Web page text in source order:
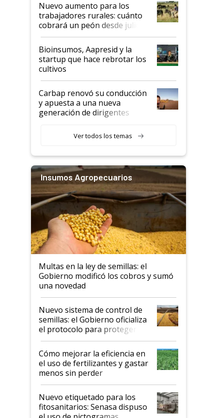
Nuevo aumento para los
trabajadores rurales: cuánto
cobrará un peón desde julio
Bioinsumos, Aapresid y la
startup que hace rebrotar los
cultivos
Carbap renovó su conducción
y apuesta a una nueva
generación de dirigentes
Ver todos los temas
Insumos Agropecuarios
Multas en la ley de semillas: el
Gobierno modificó los cobros y sumó
una novedad
Nuevo sistema de control de
semillas: el Gobierno oficializa
el protocolo para proteger la
propiedad intelectual
Cómo mejorar la eficiencia en
el uso de fertilizantes y gastar
menos sin perder
productividad en la campaña
fina
Nuevo etiquetado para los
fitosanitarios: Senasa dispuso